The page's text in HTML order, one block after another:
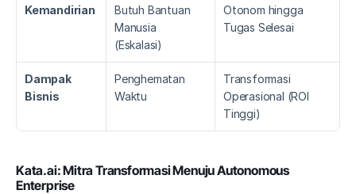
Kemandirian
Butuh Bantuan
Manusia
(Eskalasi)
Otonom hingga
Tugas Selesai
Dampak
Bisnis
Penghematan
Waktu
Transformasi
Operasional (ROI
Tinggi)
Kata.ai: Mitra Transformasi Menuju Autonomous
Enterprise